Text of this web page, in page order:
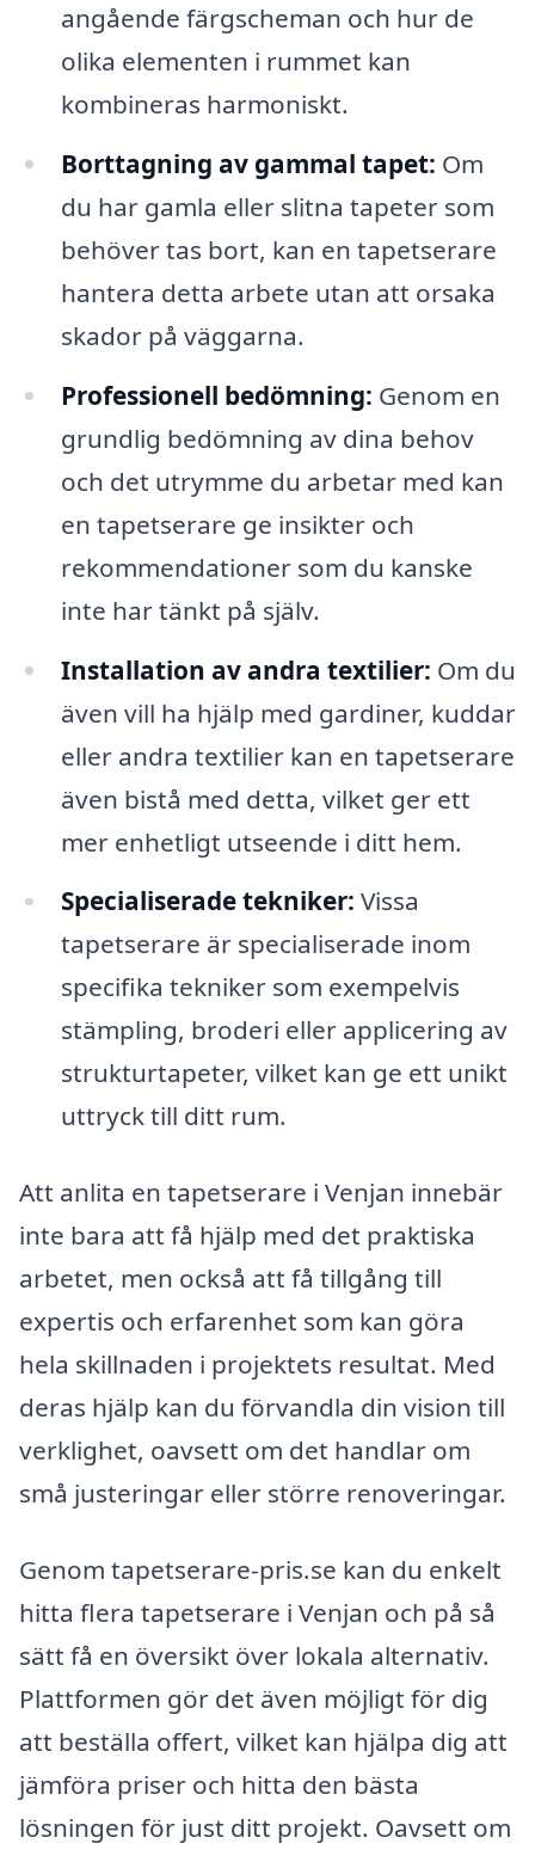
angående färgscheman och hur de
olika elementen i rummet kan
kombineras harmoniskt.
Borttagning av gammal tapet: Om
du har gamla eller slitna tapeter som
behöver tas bort, kan en tapetserare
hantera detta arbete utan att orsaka
skador på väggarna.
Professionell bedömning: Genom en
grundlig bedömning av dina behov
och det utrymme du arbetar med kan
en tapetserare ge insikter och
rekommendationer som du kanske
inte har tänkt på själv.
Installation av andra textilier: Om du
även vill ha hjälp med gardiner, kuddar
eller andra textilier kan en tapetserare
även bistå med detta, vilket ger ett
mer enhetligt utseende i ditt hem.
Specialiserade tekniker: Vissa
tapetserare är specialiserade inom
specifika tekniker som exempelvis
stämpling, broderi eller applicering av
strukturtapeter, vilket kan ge ett unikt
uttryck till ditt rum.
Att anlita en tapetserare i Venjan innebär
inte bara att få hjälp med det praktiska
arbetet, men också att få tillgång till
expertis och erfarenhet som kan göra
hela skillnaden i projektets resultat. Med
deras hjälp kan du förvandla din vision till
verklighet, oavsett om det handlar om
små justeringar eller större renoveringar.
Genom tapetserare-pris.se kan du enkelt
hitta flera tapetserare i Venjan och på så
sätt få en översikt över lokala alternativ.
Plattformen gör det även möjligt för dig
att beställa offert, vilket kan hjälpa dig att
jämföra priser och hitta den bästa
lösningen för just ditt projekt. Oavsett om